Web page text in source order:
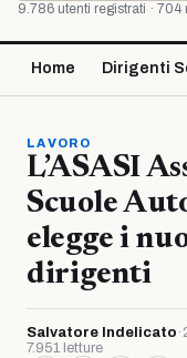
9.786 utenti registrati ·
Home Dirigenti
LAVORO
L’ASASI
Scuole
elegge i
dirigenti
Salvatore Indelicato ·
7.951 letture